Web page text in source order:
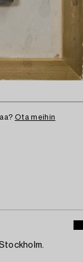
Ota meihin